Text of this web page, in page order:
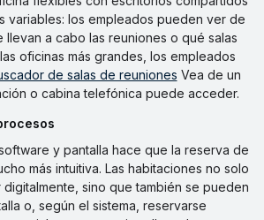
variables: los empleados pueden ver de
llevan a cabo las reuniones o qué salas
oficinas más grandes, los empleados
de salas de reuniones Vea de un
o cabina telefónica puede acceder.
y pantalla hace que la reserva de
más intuitiva. Las habitaciones no solo
sino que también se pueden
o, según el sistema, reservarse